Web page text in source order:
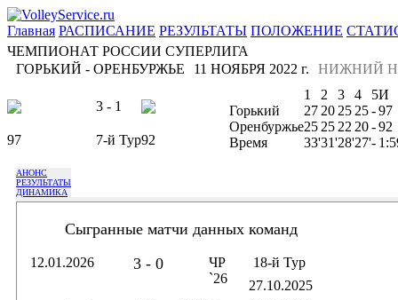
Главная РАСПИСАНИЕ РЕЗУЛЬТАТЫ ПОЛОЖЕНИЕ
ЧЕМПИОНАТ РОССИИ СУПЕРЛИГА
ГОРЬКИЙ - ОРЕНБУРЖЬЕ
НИЖНИЙ
11 НОЯБРЯ 2022 г.
3 - 1
97 7-й Тур92
1 2 3 4 5И
Горький
27 20 25 25-97
Оренбуржье25 25 22 20-92
Время
33'31'28'27'-
АНОНС
РЕЗУЛЬТАТЫ
ДИНАМИКА
Сыгранные матчи данных команд
12.01.2026 3 - 0
ЧР
`26
18-й Тур
27.10.2025